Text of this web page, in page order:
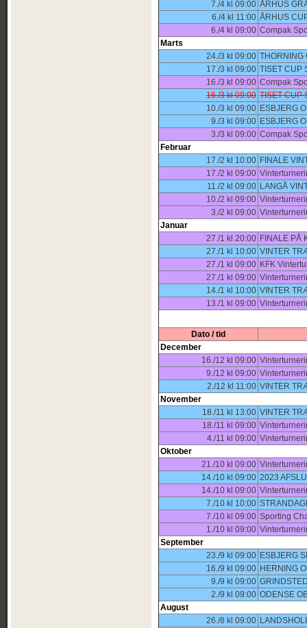
7./4 kl 09:00 ÅRHUS
6./4 kl 11:00 ÅRHUS
6./4 kl 09:00 Compak
Marts
24./3 kl 09:00 THORNING
17./3 kl 09:00 TISET CUP
16./3 kl 09:00 Compak
16./3 kl 09:00 TISET CUP
10./3 kl 09:00 ESBJERG
9./3 kl 09:00 ESBJERG
3./3 kl 09:00 Compak
Februar
17./2 kl 10:00 FINALE
17./2 kl 09:00
11./2 kl 09:00 LANGÅ
10./2 kl 09:00
3./2 kl 09:00
Januar
27./1 kl 20:00 FINALE PÅ
27./1 kl 10:00 VINTER
27./1 kl 09:00 KFK
27./1 kl 09:00
14./1 kl 10:00 VINTER
13./1 kl 09:00
Dato / tid
December
16./12 kl 09:00
9./12 kl 09:00
2./12 kl 11:00 VINTER
November
18./11 kl 13:00 VINTER
18./11 kl 09:00
4./11 kl 09:00
Oktober
21./10 kl 09:00
14./10 kl 09:00 2023
14./10 kl 09:00
7./10 kl 10:00
7./10 kl 09:00 Sporting
1./10 kl 09:00
September
23./9 kl 09:00 ESBJERG
16./9 kl 09:00 HERNING
9./9 kl 09:00
2./9 kl 09:00 ODENSE
August
26./8 kl 09:00